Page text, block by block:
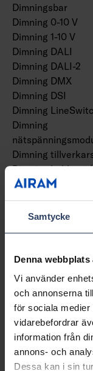
Samtycke
Denna
Vi använder
och annonserna
för sociala
vidarebefordrar
information från
annons- och
Dessa kan i sin
Dimningsbar
Dimning 0-10 V
Dimning 1-10 V
Dimning DALI
Dimning DALI-2
Dimning DMX
Dimning DSI
Dimning
Dimning
Dimning
Dimning bakkant
cut-off)
Dimning framkant
cut-on)
Dimning
Dimmer med
Dimmerfunktion